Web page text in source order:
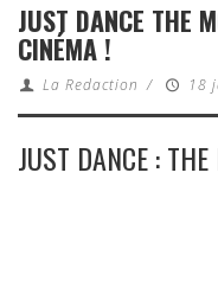
JUST DANCE THE
CINÉMA !
La Redaction / 18
JUST DANCE :